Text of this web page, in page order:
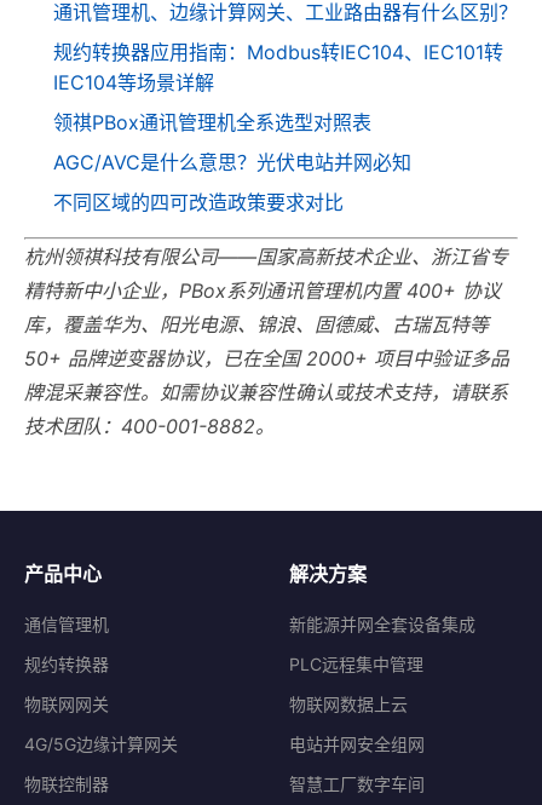
通讯管理机、边缘计算网关、工业路由器有什么区别？
规约转换器应用指南：Modbus转IEC104、IEC101转
IEC104等场景详解
领祺PBox通讯管理机全系选型对照表
AGC/AVC是什么意思？光伏电站并网必知
不同区域的四可改造政策要求对比
杭州领祺科技有限公司——国家高新技术企业、浙江省专
精特新中小企业，PBox系列通讯管理机内置 400+ 协议
库，覆盖华为、阳光电源、锦浪、固德威、古瑞瓦特等
50+ 品牌逆变器协议，已在全国 2000+ 项目中验证多品
牌混采兼容性。如需协议兼容性确认或技术支持，请联系
技术团队：400-001-8882。
产品中心
通信管理机
规约转换器
物联网网关
4G/5G边缘计算网关
物联控制器
解决方案
新能源并网全套设备集成
PLC远程集中管理
物联网数据上云
电站并网安全组网
智慧工厂数字车间